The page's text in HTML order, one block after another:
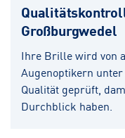
Großburgwedel
Ihre Brille wird von
Augenoptikern
Qualität geprüft,
Durchblick haben.